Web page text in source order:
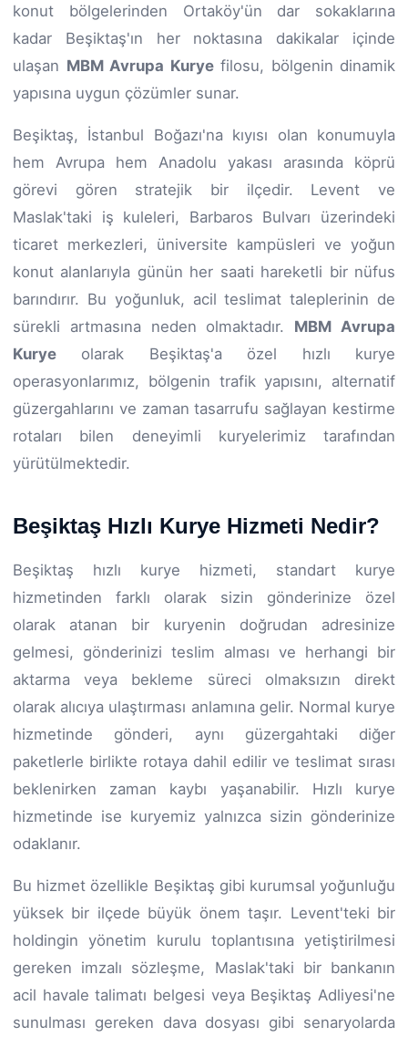
konut bölgelerinden Ortaköy'ün dar sokaklarına
kadar Beşiktaş'ın her noktasına dakikalar içinde
ulaşan MBM Avrupa Kuryefilosu, bölgenin dinamik
yapısına uygun çözümler sunar.
Beşiktaş, İstanbul Boğazı'na kıyısı olan konumuyla
hem Avrupa hem Anadolu yakası arasında köprü
görevi gören stratejik bir ilçedir. Levent ve
Maslak'taki iş kuleleri, Barbaros Bulvarı üzerindeki
ticaret merkezleri, üniversite kampüsleri ve yoğun
konut alanlarıyla günün her saati hareketli bir nüfus
barındırır. Bu yoğunluk, acil teslimat taleplerinin de
sürekli artmasına neden olmaktadır. MBM Avrupa
Kurye olarak Beşiktaş'a özel hızlı kurye
operasyonlarımız, bölgenin trafik yapısını, alternatif
güzergahlarını ve zaman tasarrufu sağlayan kestirme
rotaları bilen deneyimli kuryelerimiz tarafından
yürütülmektedir.
Beşiktaş Hızlı Kurye Hizmeti Nedir?
Beşiktaş hızlı kurye hizmeti, standart kurye
hizmetinden farklı olarak sizin gönderinize özel
olarak atanan bir kuryenin doğrudan adresinize
gelmesi, gönderinizi teslim alması ve herhangi bir
aktarma veya bekleme süreci olmaksızın direkt
olarak alıcıya ulaştırması anlamına gelir. Normal kurye
hizmetinde gönderi, aynı güzergahtaki diğer
paketlerle birlikte rotaya dahil edilir ve teslimat sırası
beklenirken zaman kaybı yaşanabilir. Hızlı kurye
hizmetinde ise kuryemiz yalnızca sizin gönderinize
odaklanır.
Bu hizmet özellikle Beşiktaş gibi kurumsal yoğunluğu
yüksek bir ilçede büyük önem taşır. Levent'teki bir
holdingin yönetim kurulu toplantısına yetiştirilmesi
gereken imzalı sözleşme, Maslak'taki bir bankanın
acil havale talimatı belgesi veya Beşiktaş Adliyesi'ne
sunulması gereken dava dosyası gibi senaryolarda